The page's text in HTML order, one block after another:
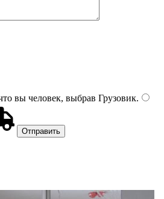
вы человек, выбрав Грузовик.